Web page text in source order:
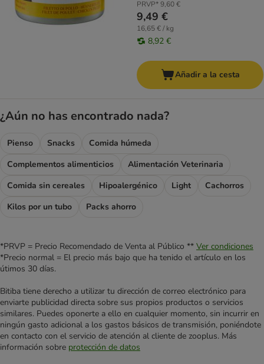
PRVP*9,60 €
9,49 €
16,65 € / kg
8,92 €
Añadir a la cesta
¿Aún no has encontrado nada?
Pienso Snacks
Comida húmeda
Complementos alimenticios
Alimentación Veterinaria
Comida sin cereales
Hipoalergénico Light
Cachorros
Kilos por un tubo
Packs ahorro
*PRVP = Precio Recomendado de Venta al Público ** Ver condiciones
*Precio normal = El precio más bajo que ha tenido el artículo en los
útimos 30 días.
Bitiba tiene derecho a utilizar tu dirección de correo electrónico para
enviarte publicidad directa sobre sus propios productos o servicios
similares. Puedes oponerte a ello en cualquier momento, sin incurrir en
ningún gasto adicional a los gastos básicos de transmisión, poniéndote
en contacto con el servicio de atención al cliente de zooplus. Más
información sobre protección de datos